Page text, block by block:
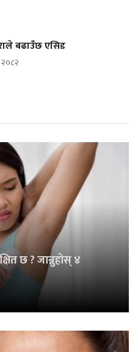
बढाउँछ एसिड
छ ? जान्नुहोस् ४